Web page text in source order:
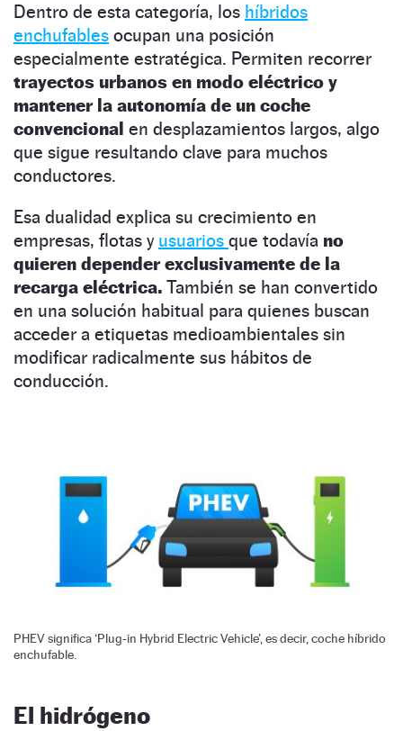
Dentro de esta categoría, los híbridos
enchufables ocupan una posición
especialmente estratégica. Permiten recorrer
trayectos urbanos en modo eléctrico y
mantener la autonomía de un coche
convencional en desplazamientos largos, algo
que sigue resultando clave para muchos
conductores.
Esa dualidad explica su crecimiento en
empresas, flotas y usuarios que todavía no
quieren depender exclusivamente de la
recarga eléctrica. También se han convertido
en una solución habitual para quienes buscan
acceder a etiquetas medioambientales sin
modificar radicalmente sus hábitos de
conducción.
PHEV significa ‘Plug-in Hybrid Electric Vehicle’, es decir, coche híbrido
enchufable.
El hidrógeno